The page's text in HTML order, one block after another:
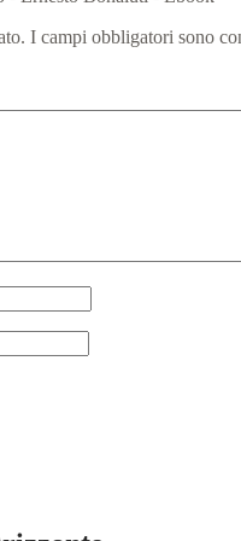
I campi obbligatori sono